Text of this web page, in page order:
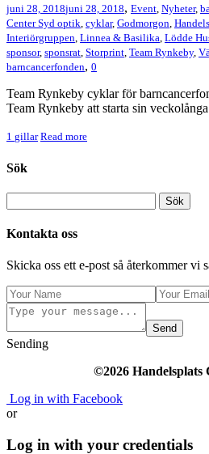
juni 28, 2018juni 28, 2018, Event, Nyheter,
Center Syd optik, cyklar, Godmorgon,
Interiörgruppen, Linnea & Basilika, Lödde
sponsor, sponsrat, Storprint, Team Rynkeby,
barncancerfonden, 0
Team Rynkeby cyklar för
Team Rynkeby att starta sin
1 gillar Read more
Sök
Kontakta oss
Skicka oss ett e-post så återkommer vi
Send
Sending
©2026 Handelsplats
Log in with Facebook
or
Log in with your credentials